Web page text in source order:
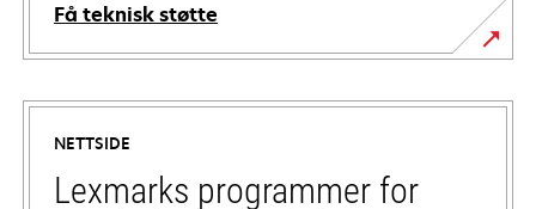
Få teknisk støtte
opens
in
new
tab
NETTSIDE
Lexmarks programmer for